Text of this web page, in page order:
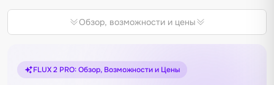
Обзор, возможности и цены
FLUX 2 PRO: Обзор, Возможности и Цены